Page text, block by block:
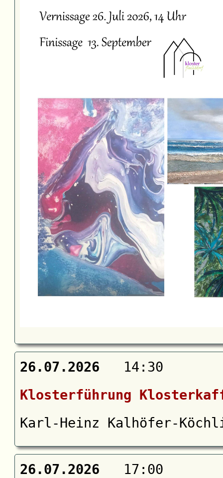
26.07.2026 14:30
Klosterführung
Karl-Heinz Kalhöfer-
26.07.2026 17:00